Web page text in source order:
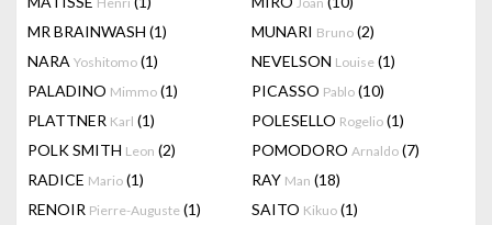
MR BRAINWASH (1) MUNARI Bruno (2)
NARA Yoshitomo (1) NEVELSON Louise (1)
PALADINO Mimmo (1) PICASSO Pablo (10)
PLATTNER Karl (1) POLESELLO Rogelio (1)
POLK SMITH Leon (2) POMODORO Arnaldo (7)
RADICE Mario (1) RAY Man (18)
RENOIR Pierre-Auguste (1) SAITO Kikuo (1)